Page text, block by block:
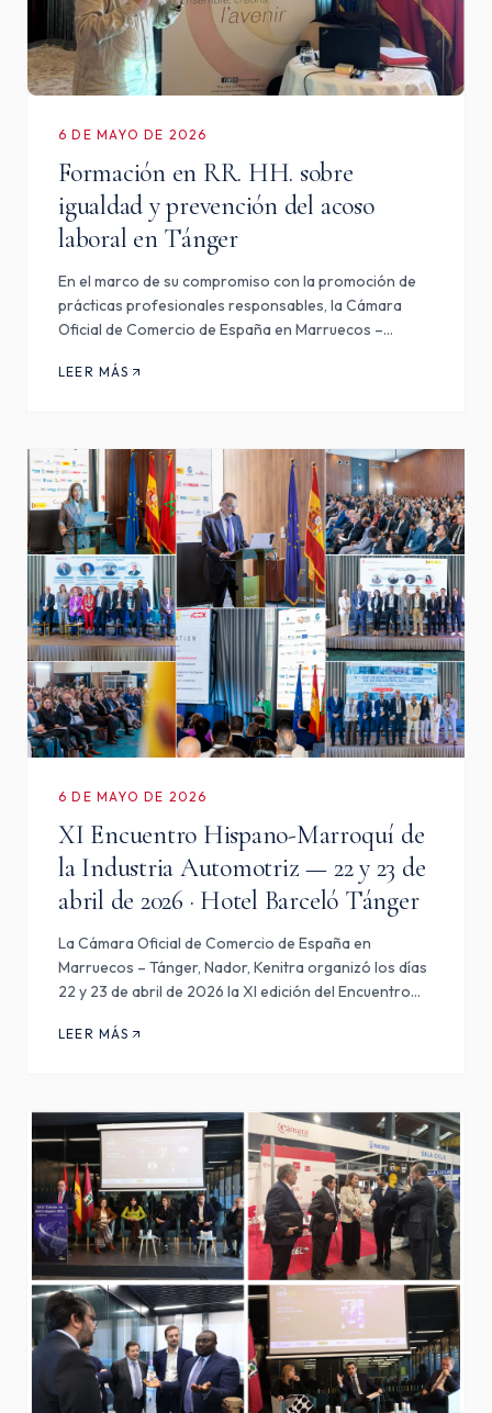
6 DE MAYO DE 2026
Formación en RR. HH. sobre
igualdad y prevención del acoso
laboral en Tánger
En el marco de su compromiso con la promoción de
prácticas profesionales responsables, la Cámara
Oficial de Comercio de España en Marruecos –
la formación dedicada al tema: «Políticas de igualdad y
LEER MÁS
6 DE MAYO DE 2026
XI Encuentro Hispano-Marroquí de
la Industria Automotriz — 22 y 23 de
abril de 2026 · Hotel Barceló Tánger
La Cámara Oficial de Comercio de España en
Marruecos – Tánger, Nador, Kenitra organizó los días
22 y 23 de abril de 2026 la XI edición del Encuentro
los principales actores institucionales y económicos
LEER MÁS